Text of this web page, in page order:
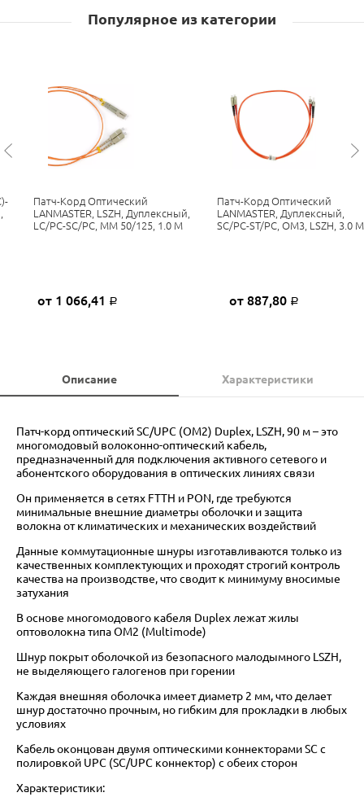
Популярное из категории
Патч-Корд Оптический
LANMASTER, LSZH, Дуплексный,
LC/PC-SC/PC, MM 50/125, 1.0 М
от 1 066,41 Р
Патч-Корд Оптический
LANMASTER, Дуплексный,
SC/PC-ST/PC, OM3, LSZH, 3.0 М
от 887,80 Р
Описание Характеристики
Патч-корд оптический SC/UPC (OM2) Duplex, LSZH, 90 м – это
многомодовый волоконно-оптический кабель,
предназначенный для подключения активного сетевого и
абонентского оборудования в оптических линиях связи
Он применяется в сетях FTTH и PON, где требуются
минимальные внешние диаметры оболочки и защита
волокна от климатических и механических воздействий
Данные коммутационные шнуры изготавливаются только из
качественных комплектующих и проходят строгий контроль
качества на производстве, что сводит к минимуму вносимые
затухания
В основе многомодового кабеля Duplex лежат жилы
оптоволокна типа OM2 (Multimode)
Шнур покрыт оболочкой из безопасного малодымного LSZH,
не выделяющего галогенов при горении
Каждая внешняя оболочка имеет диаметр 2 мм, что делает
шнур достаточно прочным, но гибким для прокладки в любых
условиях
Кабель оконцован двумя оптическими коннекторами SC с
полировкой UPC (SC/UPC коннектор) с обеих сторон
Характеристики: